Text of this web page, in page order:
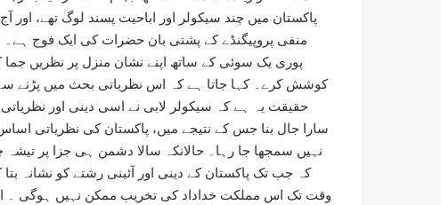
پاکستان میں چند سیکولر اور اباحیت پسند لوگ تھے، اور
منفی پروپیگنڈے کے پشتی بان حضرات کی ایک فوج
پوری یک سوئی کے ساتھ اپنے نشان منزل پر نظریں
کوشش کرے۔ کہا جاتا ہے کہ اس نظریاتی بحث میں پڑنے
حقیقت یہ ہے کہ سیکولر لابی نے اسی دینی اور نظریاتی
سارا جال بنا جس کے نتیجے میں، پاکستان کی نظریاتی
نہیں سمجھا جا رہا۔ حالانکہ سالا دشمن ہی جزا پر
کہ جب تک پاکستان کے دینی اور آئینی رشتے کو نشانہ بتا
وقت تک اس مملکت خداداد کی تخریب ممکن نہیں ہوگی ۔